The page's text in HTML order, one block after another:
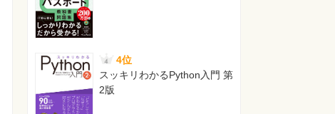
4位
スッキリわかるPython入門 第
2版